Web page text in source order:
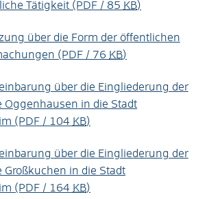
Tätigkeit (PDF / 85 KB)
über die Form der öffentlichen
(PDF / 76 KB)
über die Eingliederung der
Oggenhausen in die Stadt
(PDF / 104 KB)
über die Eingliederung der
Großkuchen in die Stadt
(PDF / 164 KB)